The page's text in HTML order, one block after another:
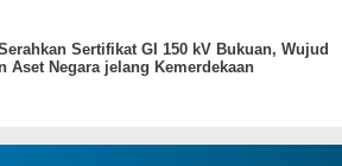
Sertifikat GI 150 kV Bukuan, Wujud
Aset Negara jelang Kemerdekaan